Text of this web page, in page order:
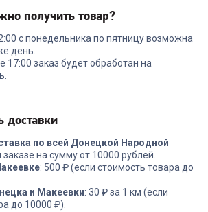
AC1200
4 499₽
получить товар?
с понедельника по пятницу возможна
день.
17:00 заказ будет обработан на
доставки
по всей Донецкой Народной
заказе на сумму от 10000 рублей.
: 500 ₽ (если стоимость товара до
и Макеевки: 30 ₽ за 1 км (если
до 10000 ₽).